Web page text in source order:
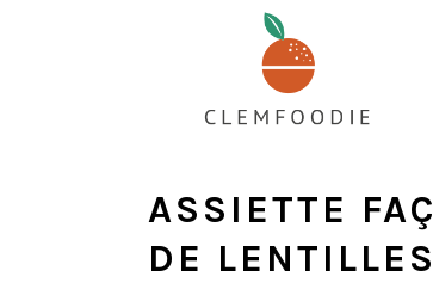
ASSIETTE
DE LENTILLES